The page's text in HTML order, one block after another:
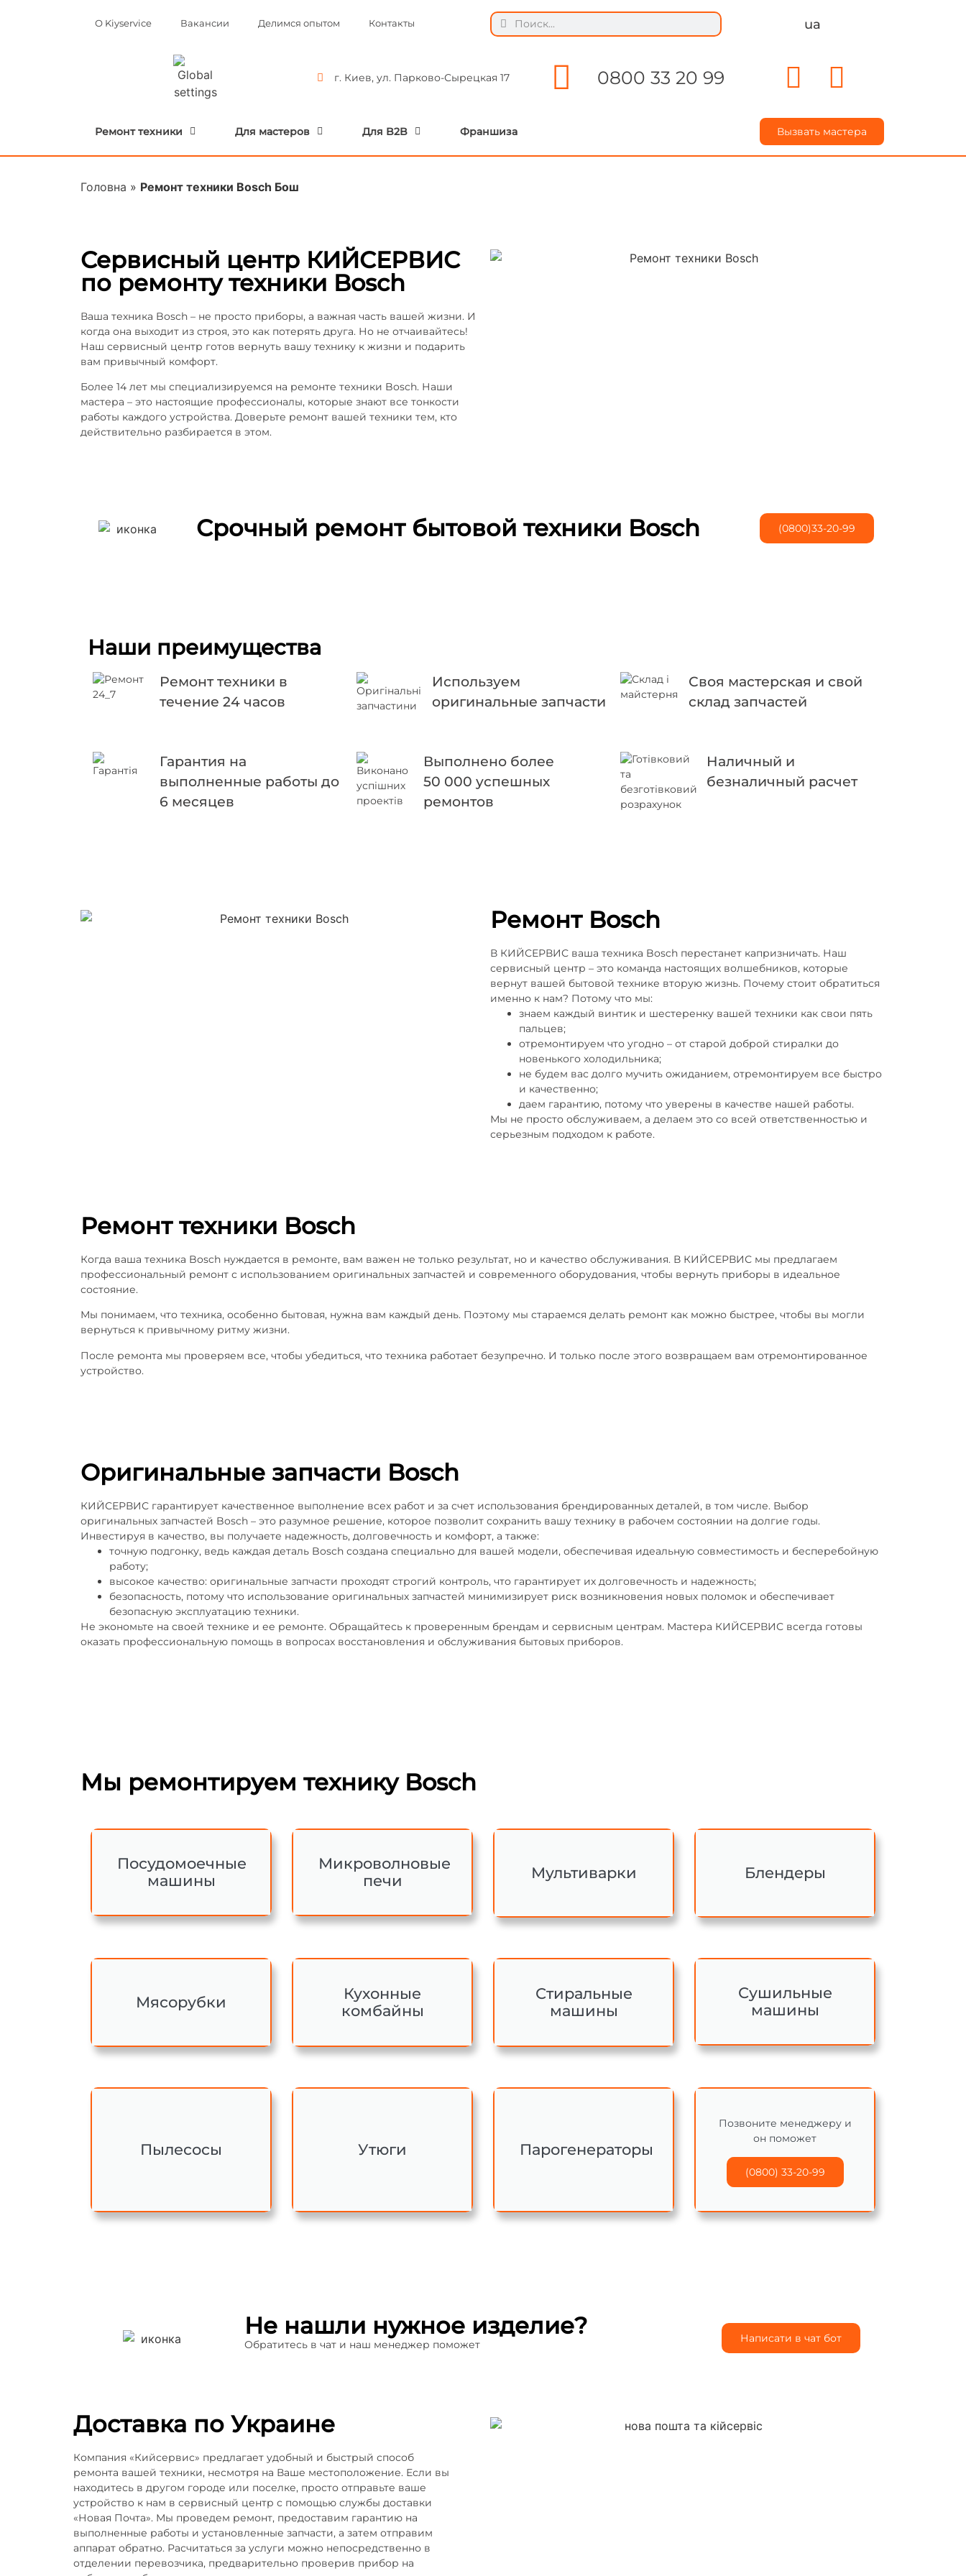
О Kiyservice Вакансии Делимся опытом Контакты ua
г. Киев, ул. Парково-Сырецкая 17 0800 33 20 99
Ремонт техники Для мастеров Для B2B Франшиза Вызвать мастера
Головна » Ремонт техники Bosch Бош
Сервисный центр КИЙСЕРВИС
по ремонту техники Bosch
Ваша техника Bosch – не просто приборы, а важная часть вашей жизни. И
когда она выходит из строя, это как потерять друга. Но не отчаивайтесь!
Наш сервисный центр готов вернуть вашу технику к жизни и подарить
вам привычный комфорт.
Более 14 лет мы специализируемся на ремонте техники Bosch. Наши
мастера – это настоящие профессионалы, которые знают все тонкости
работы каждого устройства. Доверьте ремонт вашей техники тем, кто
действительно разбирается в этом.
Срочный ремонт бытовой техники Bosch (0800)33-20-99
Наши преимущества
Ремонт техники в
течение 24 часов
Используем
оригинальные запчасти
Своя мастерская и свой
склад запчастей
Гарантия на
выполненные работы до
6 месяцев
Выполнено более
50 000 успешных
ремонтов
Наличный и
безналичный расчет
Ремонт Bosch
В КИЙСЕРВИС ваша техника Bosch перестанет капризничать. Наш
сервисный центр – это команда настоящих волшебников, которые
вернут вашей бытовой технике вторую жизнь. Почему стоит обратиться
именно к нам? Потому что мы:
знаем каждый винтик и шестеренку вашей техники как свои пять
пальцев;
отремонтируем что угодно – от старой доброй стиралки до
новенького холодильника;
не будем вас долго мучить ожиданием, отремонтируем все быстро
и качественно;
даем гарантию, потому что уверены в качестве нашей работы.
Мы не просто обслуживаем, а делаем это со всей ответственностью и
серьезным подходом к работе.
Ремонт техники Bosch
Когда ваша техника Bosch нуждается в ремонте, вам важен не только результат, но и качество обслуживания. В КИЙСЕРВИС мы предлагаем
профессиональный ремонт с использованием оригинальных запчастей и современного оборудования, чтобы вернуть приборы в идеальное
состояние.
Мы понимаем, что техника, особенно бытовая, нужна вам каждый день. Поэтому мы стараемся делать ремонт как можно быстрее, чтобы вы могли
вернуться к привычному ритму жизни.
После ремонта мы проверяем все, чтобы убедиться, что техника работает безупречно. И только после этого возвращаем вам отремонтированное
устройство.
Оригинальные запчасти Bosch
КИЙСЕРВИС гарантирует качественное выполнение всех работ и за счет использования брендированных деталей, в том числе. Выбор
оригинальных запчастей Bosch – это разумное решение, которое позволит сохранить вашу технику в рабочем состоянии на долгие годы.
Инвестируя в качество, вы получаете надежность, долговечность и комфорт, а также:
точную подгонку, ведь каждая деталь Bosch создана специально для вашей модели, обеспечивая идеальную совместимость и бесперебойную
работу;
высокое качество: оригинальные запчасти проходят строгий контроль, что гарантирует их долговечность и надежность;
безопасность, потому что использование оригинальных запчастей минимизирует риск возникновения новых поломок и обеспечивает
безопасную эксплуатацию техники.
Не экономьте на своей технике и ее ремонте. Обращайтесь к проверенным брендам и сервисным центрам. Мастера КИЙСЕРВИС всегда готовы
оказать профессиональную помощь в вопросах восстановления и обслуживания бытовых приборов.
Мы ремонтируем технику Bosch
Посудомоечные
машины
Микроволновые
печи
Мультиварки Блендеры
Мясорубки
Кухонные
комбайны
Стиральные
машины
Сушильные
машины
Пылесосы Утюги Парогенераторы
Позвоните менеджеру и
он поможет
(0800) 33-20-99
Не нашли нужное изделие?
Обратитесь в чат и наш менеджер поможет Написати в чат бот
Доставка по Украине
Компания «Кийсервис» предлагает удобный и быстрый способ
ремонта вашей техники, несмотря на Ваше местоположение. Если вы
находитесь в другом городе или поселке, просто отправьте ваше
устройство к нам в сервисный центр с помощью службы доставки
«Новая Почта». Мы проведем ремонт, предоставим гарантию на
выполненные работы и установленные запчасти, а затем отправим
аппарат обратно. Расчитаться за услуги можно непосредственно в
отделении перевозчика, предварительно проверив прибор на